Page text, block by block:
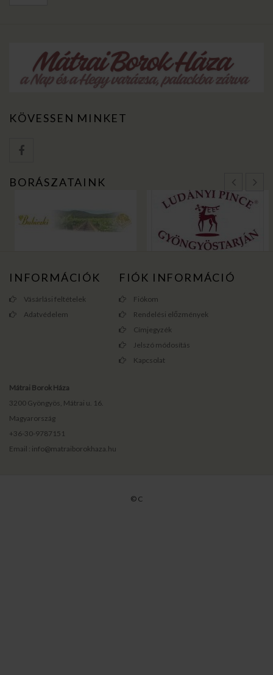
KÖVESSEN MINKET
BORÁSZATAINK
INFORMÁCIÓK
Vásárlási feltételek
Adatvédelem
FIÓK INFORMÁCIÓ
Fiókom
Rendelési előzmények
Címjegyzék
Jelszó módosítás
Kapcsolat
Mátrai Borok Háza
3200 Gyöngyös, Mátrai u. 16.
Magyarország
+36-30-9787151
Email : info@matraiborokhaza.hu
© C